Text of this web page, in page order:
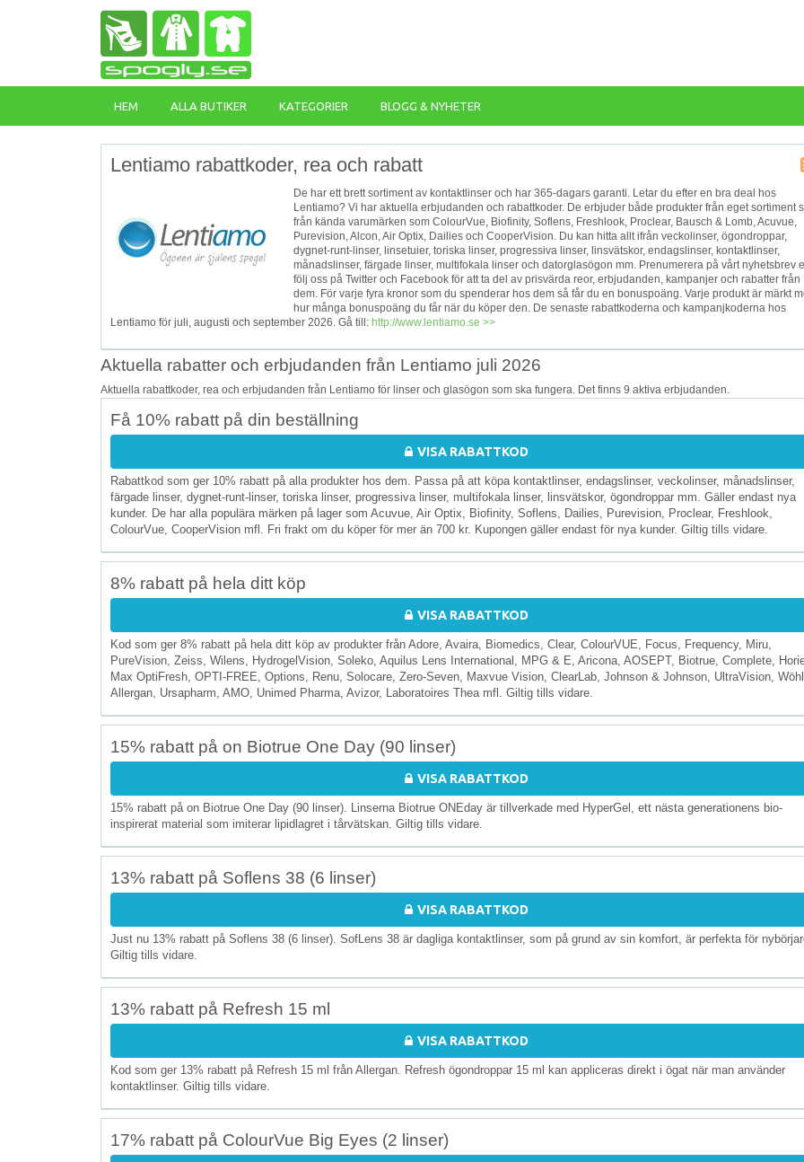
HEM ALLA BUTIKER KATEGORIER BLOGG & NYHETER
Lentiamo rabattkoder, rea och rabatt
De har ett brett sortiment av kontaktlinser och har 365-dagars garanti. Letar du efter en bra deal hos
Lentiamo? Vi har aktuella erbjudanden och rabattkoder. De erbjuder både produkter från eget sortiment
från kända varumärken som ColourVue, Biofinity, Soflens, Freshlook, Proclear, Bausch & Lomb, Acuvue,
Purevision, Alcon, Air Optix, Dailies och CooperVision. Du kan hitta allt ifrån veckolinser, ögondroppar,
dygnet-runt-linser, linsetuier, toriska linser, progressiva linser, linsvätskor, endagslinser, kontaktlinser,
månadslinser, färgade linser, multifokala linser och datorglasögon mm. Prenumerera på vårt nyhetsbrev
följ oss på Twitter och Facebook för att ta del av prisvärda reor, erbjudanden, kampanjer och rabatter från
dem. För varje fyra kronor som du spenderar hos dem så får du en bonuspoäng. Varje produkt är märkt
hur många bonuspoäng du får när du köper den. De senaste rabattkoderna och kampanjkoderna hos
Lentiamo för juli, augusti och september 2026. Gå till: http://www.lentiamo.se >>
Aktuella rabatter och erbjudanden från Lentiamo juli 2026
Aktuella rabattkoder, rea och erbjudanden från Lentiamo för linser och glasögon som ska fungera. Det finns 9 aktiva erbjudanden.
Få 10% rabatt på din beställning
VISA RABATTKOD
Rabattkod som ger 10% rabatt på alla produkter hos dem. Passa på att köpa kontaktlinser, endagslinser, veckolinser, månadslinser,
färgade linser, dygnet-runt-linser, toriska linser, progressiva linser, multifokala linser, linsvätskor, ögondroppar mm. Gäller endast nya
kunder. De har alla populära märken på lager som Acuvue, Air Optix, Biofinity, Soflens, Dailies, Purevision, Proclear, Freshlook,
ColourVue, CooperVision mfl. Fri frakt om du köper för mer än 700 kr. Kupongen gäller endast för nya kunder. Giltig tills vidare.
8% rabatt på hela ditt köp
VISA RABATTKOD
Kod som ger 8% rabatt på hela ditt köp av produkter från Adore, Avaira, Biomedics, Clear, ColourVUE, Focus, Frequency, Miru,
PureVision, Zeiss, Wilens, HydrogelVision, Soleko, Aquilus Lens International, MPG & E, Aricona, AOSEPT, Biotrue, Complete,
Max OptiFresh, OPTI-FREE, Options, Renu, Solocare, Zero-Seven, Maxvue Vision, ClearLab, Johnson & Johnson, UltraVision,
Allergan, Ursapharm, AMO, Unimed Pharma, Avizor, Laboratoires Thea mfl. Giltig tills vidare.
15% rabatt på on Biotrue One Day (90 linser)
VISA RABATTKOD
15% rabatt på on Biotrue One Day (90 linser). Linserna Biotrue ONEday är tillverkade med HyperGel, ett nästa generationens bio-
inspirerat material som imiterar lipidlagret i tårvätskan. Giltig tills vidare.
13% rabatt på Soflens 38 (6 linser)
VISA RABATTKOD
Just nu 13% rabatt på Soflens 38 (6 linser). SofLens 38 är dagliga kontaktlinser, som på grund av sin komfort, är perfekta för
Giltig tills vidare.
13% rabatt på Refresh 15 ml
VISA RABATTKOD
Kod som ger 13% rabatt på Refresh 15 ml från Allergan. Refresh ögondroppar 15 ml kan appliceras direkt i ögat när man använder
kontaktlinser. Giltig tills vidare.
17% rabatt på ColourVue Big Eyes (2 linser)